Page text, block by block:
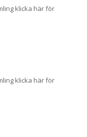
klicka här för
klicka här för